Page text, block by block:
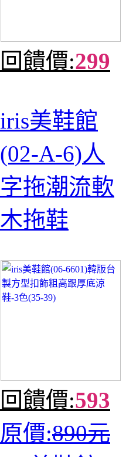
回饋價:299
iris美鞋館
(02-A-6)人
字拖潮流軟
木拖鞋
回饋價:593
原價:890元